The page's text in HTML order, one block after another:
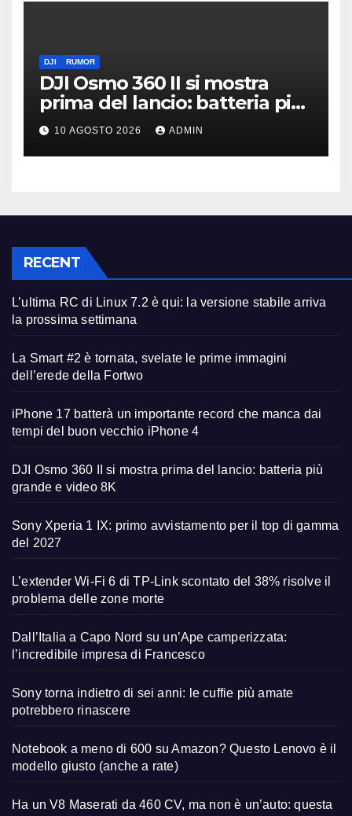
DJI RUMOR
DJI Osmo 360 II si mostra
prima del lancio: batteria più
grande e video 8K
10 AGOSTO 2026 ADMIN
RECENT
L’ultima RC di Linux 7.2 è qui: la versione stabile arriva
la prossima settimana
La Smart #2 è tornata, svelate le prime immagini
dell’erede della Fortwo
iPhone 17 batterà un importante record che manca dai
tempi del buon vecchio iPhone 4
DJI Osmo 360 II si mostra prima del lancio: batteria più
grande e video 8K
Sony Xperia 1 IX: primo avvistamento per il top di gamma
del 2027
L’extender Wi-Fi 6 di TP-Link scontato del 38% risolve il
problema delle zone morte
Dall’Italia a Capo Nord su un’Ape camperizzata:
l’incredibile impresa di Francesco
Sony torna indietro di sei anni: le cuffie più amate
potrebbero rinascere
Notebook a meno di 600 su Amazon? Questo Lenovo è il
modello giusto (anche a rate)
Ha un V8 Maserati da 460 CV, ma non è un’auto: questa